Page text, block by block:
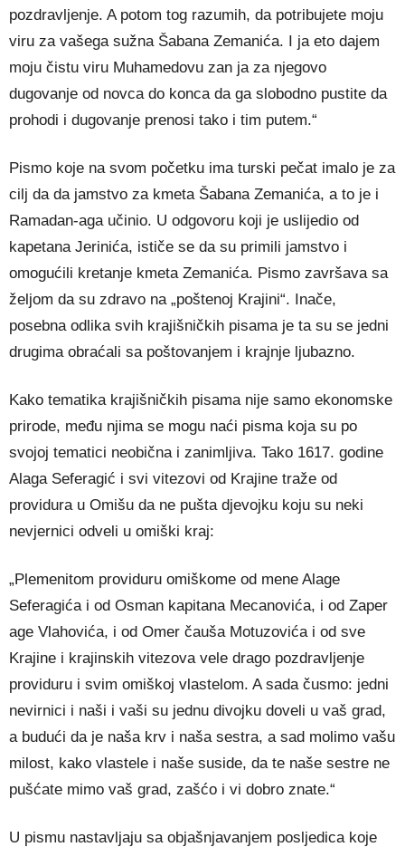
pozdravljenje. A potom tog razumih, da potribujete moju
viru za vašega sužna Šabana Zemanića. I ja eto dajem
moju čistu viru Muhamedovu zan ja za njegovo
dugovanje od novca do konca da ga slobodno pustite da
prohodi i dugovanje prenosi tako i tim putem.“
Pismo koje na svom početku ima turski pečat imalo je za
cilj da da jamstvo za kmeta Šabana Zemanića, a to je i
Ramadan-aga učinio. U odgovoru koji je uslijedio od
kapetana Jerinića, ističe se da su primili jamstvo i
omogućili kretanje kmeta Zemanića. Pismo završava sa
željom da su zdravo na „poštenoj Krajini“. Inače,
posebna odlika svih krajišničkih pisama je ta su se jedni
drugima obraćali sa poštovanjem i krajnje ljubazno.
Kako tematika krajišničkih pisama nije samo ekonomske
prirode, među njima se mogu naći pisma koja su po
svojoj tematici neobična i zanimljiva. Tako 1617. godine
Alaga Seferagić i svi vitezovi od Krajine traže od
providura u Omišu da ne pušta djevojku koju su neki
nevjernici odveli u omiški kraj:
„Plemenitom providuru omiškome od mene Alage
Seferagića i od Osman kapitana Mecanovića, i od Zaper
age Vlahovića, i od Omer čauša Motuzovića i od sve
Krajine i krajinskih vitezova vele drago pozdravljenje
providuru i svim omiškoj vlastelom. A sada čusmo: jedni
nevirnici i naši i vaši su jednu divojku doveli u vaš grad,
a budući da je naša krv i naša sestra, a sad molimo vašu
milost, kako vlastele i naše suside, da te naše sestre ne
pušćate mimo vaš grad, zašćo i vi dobro znate.“
U pismu nastavljaju sa objašnjavanjem posljedica koje